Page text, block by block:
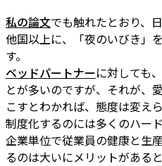
私の論文でも触れたとおり、
他国以上に、「夜のいびき」
す。
ベッドパートナーに対しても
とが多いのですが、それが、
こすとわかれば、態度は変え
制度化するのには多くのハー
企業単位で従業員の健康と生
るのは大いにメリットがある